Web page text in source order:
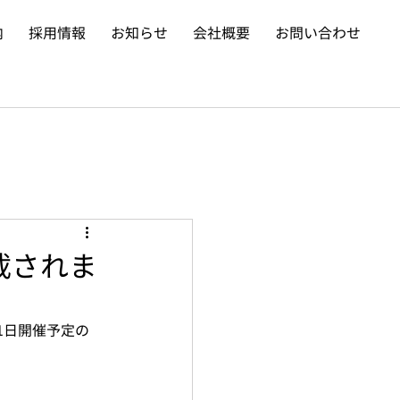
採用情報 お知らせ 会社概要 お問い合わせ
されま
開催予定の